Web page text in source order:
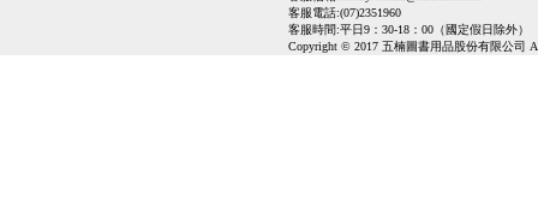
客服電話:(07)2351960
客服時間:平日9：30-18：00（國定假日除外）
Copyright © 2017 五楠圖書用品股份有限公司